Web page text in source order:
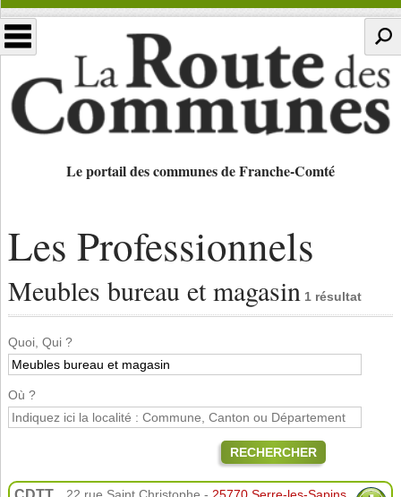
Le portail des communes de Franche-Comté
Les Professionnels
Meubles bureau et magasin 1 résultat
Quoi, Qui ?
Où ?
RECHERCHER